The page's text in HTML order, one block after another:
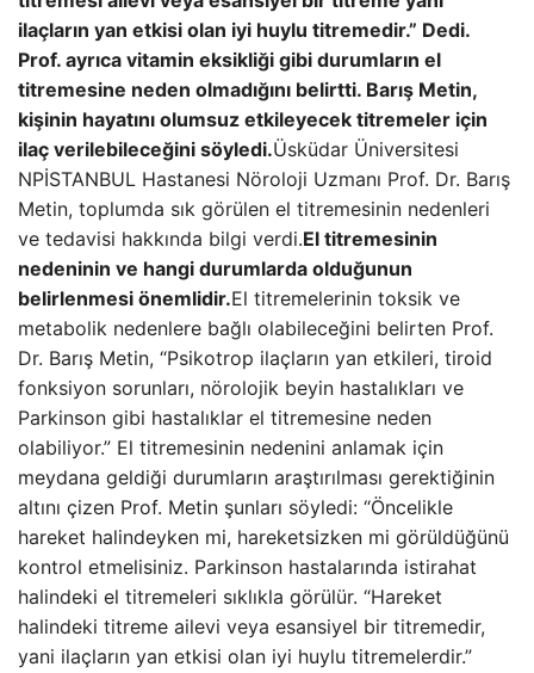
ilaçların yan etkisi olan iyi huylu titremedir.” Dedi.
Prof. ayrıca vitamin eksikliği gibi durumların el
titremesine neden olmadığını belirtti. Barış Metin,
kişinin hayatını olumsuz etkileyecek titremeler için
ilaç verilebileceğini söyledi.Üsküdar Üniversitesi
NPİSTANBUL Hastanesi Nöroloji Uzmanı Prof. Dr. Barış
Metin, toplumda sık görülen el titremesinin nedenleri
ve tedavisi hakkında bilgi verdi.El titremesinin
nedeninin ve hangi durumlarda olduğunun
belirlenmesi önemlidir.El titremelerinin toksik ve
metabolik nedenlere bağlı olabileceğini belirten Prof.
Dr. Barış Metin, “Psikotrop ilaçların yan etkileri, tiroid
fonksiyon sorunları, nörolojik beyin hastalıkları ve
Parkinson gibi hastalıklar el titremesine neden
olabiliyor.” El titremesinin nedenini anlamak için
meydana geldiği durumların araştırılması gerektiğinin
altını çizen Prof. Metin şunları söyledi: “Öncelikle
hareket halindeyken mi, hareketsizken mi görüldüğünü
kontrol etmelisiniz. Parkinson hastalarında istirahat
halindeki el titremeleri sıklıkla görülür. “Hareket
halindeki titreme ailevi veya esansiyel bir titremedir,
yani ilaçların yan etkisi olan iyi huylu titremelerdir.”